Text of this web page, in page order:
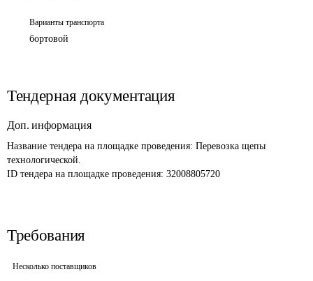
Варианты транспорта
бортовой
Тендерная документация
Доп. информация
Название тендера на площадке проведения: Перевозка щепы
технологической.
ID тендера на площадке проведения: 32008805720
Требования
Несколько поставщиков